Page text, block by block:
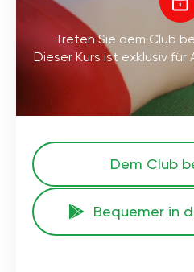
Treten Sie dem Club
Dieser Kurs ist exklusiv
Dem Club
Bequemer in